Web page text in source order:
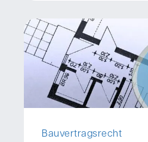
Bauvertragsrecht